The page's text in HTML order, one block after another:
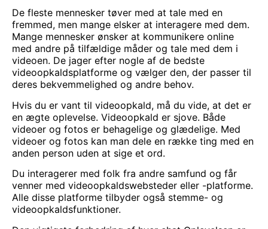
De fleste mennesker tøver med at tale med en
fremmed, men mange elsker at interagere med dem.
Mange mennesker ønsker at kommunikere online
med andre på tilfældige måder og tale med dem i
videoen. De jager efter nogle af de bedste
videoopkaldsplatforme og vælger den, der passer til
deres bekvemmelighed og andre behov.
Hvis du er vant til videoopkald, må du vide, at det er
en ægte oplevelse. Videoopkald er sjove. Både
videoer og fotos er behagelige og glædelige. Med
videoer og fotos kan man dele en række ting med en
anden person uden at sige et ord.
Du interagerer med folk fra andre samfund og får
venner med videoopkaldswebsteder eller -platforme.
Alle disse platforme tilbyder også stemme- og
videoopkaldsfunktioner.